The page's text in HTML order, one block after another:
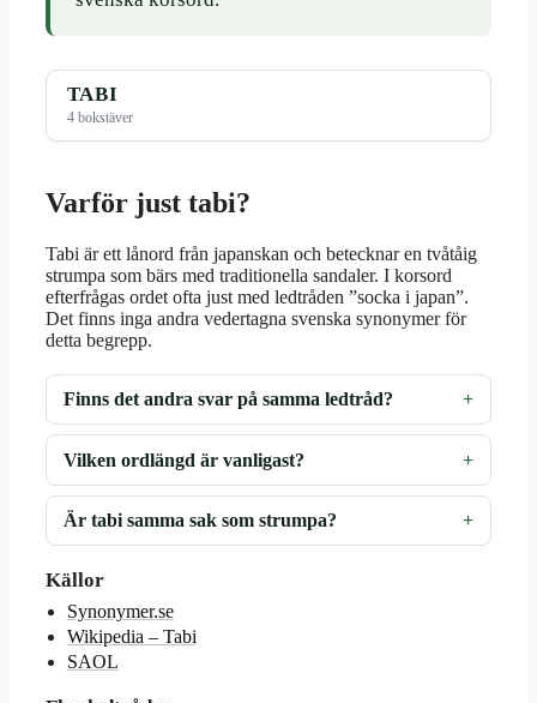
TABI
4 bokstäver
Varför just tabi?
Tabi är ett lånord från japanskan och betecknar en tvåtåig
strumpa som bärs med traditionella sandaler. I korsord
efterfrågas ordet ofta just med ledtråden ”socka i japan”.
Det finns inga andra vedertagna svenska synonymer för
detta begrepp.
Finns det andra svar på samma ledtråd?
Vilken ordlängd är vanligast?
Är tabi samma sak som strumpa?
Källor
Synonymer.se
Wikipedia – Tabi
SAOL